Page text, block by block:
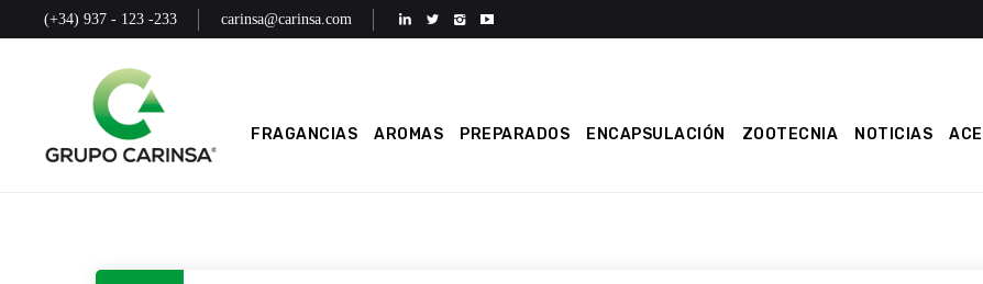
(+34) 937 - 123 -233 carinsa@carinsa.com
FRAGANCIAS AROMAS PREPARADOS ENCAPSULACIÓN ZOOTECNIA NOTICIAS